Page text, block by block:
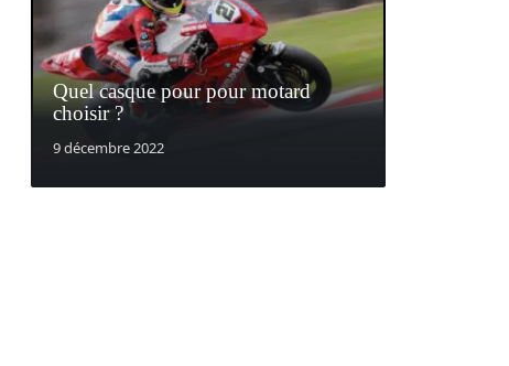
Quel casque pour pour motard
choisir ?
9 décembre 2022